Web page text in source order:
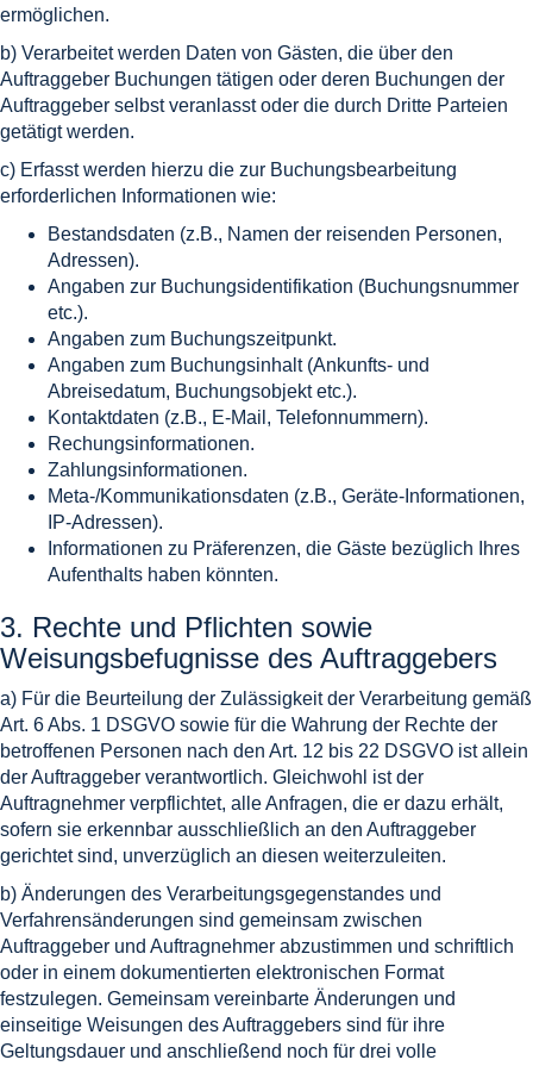
ermöglichen.
b) Verarbeitet werden Daten von Gästen, die über den
Auftraggeber Buchungen tätigen oder deren Buchungen der
Auftraggeber selbst veranlasst oder die durch Dritte Parteien
getätigt werden.
c) Erfasst werden hierzu die zur Buchungsbearbeitung
erforderlichen Informationen wie:
Bestandsdaten (z.B., Namen der reisenden Personen,
Adressen).
Angaben zur Buchungsidentifikation (Buchungsnummer
etc.).
Angaben zum Buchungszeitpunkt.
Angaben zum Buchungsinhalt (Ankunfts- und
Abreisedatum, Buchungsobjekt etc.).
Kontaktdaten (z.B., E-Mail, Telefonnummern).
Rechungsinformationen.
Zahlungsinformationen.
Meta-/Kommunikationsdaten (z.B., Geräte-Informationen,
IP-Adressen).
Informationen zu Präferenzen, die Gäste bezüglich Ihres
Aufenthalts haben könnten.
3. Rechte und Pflichten sowie
Weisungsbefugnisse des Auftraggebers
a) Für die Beurteilung der Zulässigkeit der Verarbeitung gemäß
Art. 6 Abs. 1 DSGVO sowie für die Wahrung der Rechte der
betroffenen Personen nach den Art. 12 bis 22 DSGVO ist allein
der Auftraggeber verantwortlich. Gleichwohl ist der
Auftragnehmer verpflichtet, alle Anfragen, die er dazu erhält,
sofern sie erkennbar ausschließlich an den Auftraggeber
gerichtet sind, unverzüglich an diesen weiterzuleiten.
b) Änderungen des Verarbeitungsgegenstandes und
Verfahrensänderungen sind gemeinsam zwischen
Auftraggeber und Auftragnehmer abzustimmen und schriftlich
oder in einem dokumentierten elektronischen Format
festzulegen. Gemeinsam vereinbarte Änderungen und
einseitige Weisungen des Auftraggebers sind für ihre
Geltungsdauer und anschließend noch für drei volle